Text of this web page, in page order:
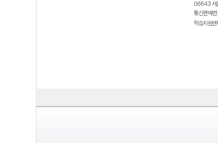
06643 서
통신판매
학습지원